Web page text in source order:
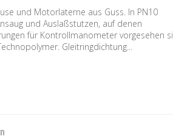
und Motorlaterne aus Guss. In PN10
und Auslaßstutzen, auf denen
für Kontrollmanometer vorgesehen
Gleitringdichtung...